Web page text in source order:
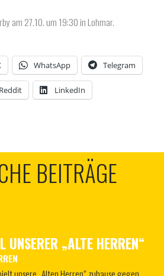
am 27.10. um 19:30 in Lohmar.
WhatsApp Telegram
Reddit LinkedIn
BEITRÄGE
UNSERER „ALTE HERREN“